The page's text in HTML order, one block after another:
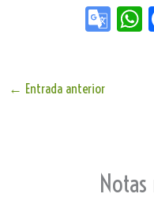
Go
te
← Entrada anterior